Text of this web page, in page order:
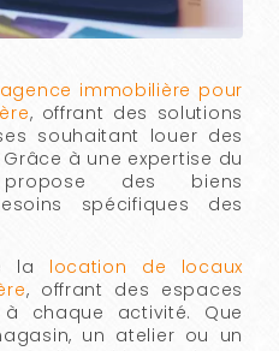
agence immobilière pour
, offrant des solutions
souhaitant louer des
à une expertise du
des biens
spécifiques des
la location de locaux
, offrant des espaces
chaque activité. Que
un atelier ou un